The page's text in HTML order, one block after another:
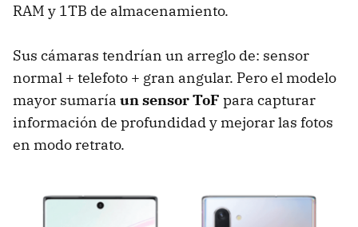
RAM y 1TB de almacenamiento.
Sus cámaras tendrían un arreglo de: sensor
normal + telefoto + gran angular. Pero el modelo
mayor sumaría un sensor ToF para capturar
información de profundidad y mejorar las fotos
en modo retrato.